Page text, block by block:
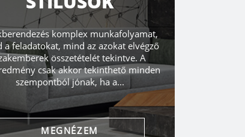
komplex munkafolyamat,
a feladatokat, mind az azokat elvégző
összetételét tekintve. A
csak akkor tekinthető minden
szempontból jónak, ha a...
MEGNÉZEM